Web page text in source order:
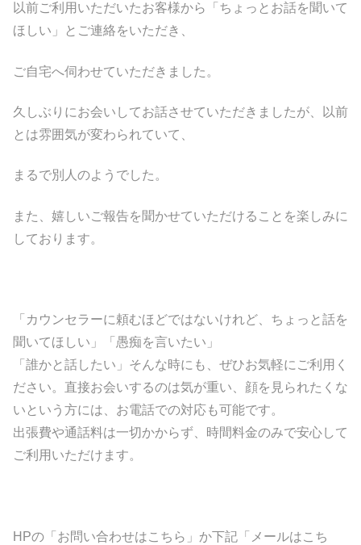
以前ご利用いただいたお客様から「ちょっとお話を聞いて
ほしい」とご連絡をいただき、
ご自宅へ伺わせていただきました。
久しぶりにお会いしてお話させていただきましたが、以前
とは雰囲気が変わられていて、
まるで別人のようでした。
また、嬉しいご報告を聞かせていただけることを楽しみに
しております。
「カウンセラーに頼むほどではないけれど、ちょっと話を
聞いてほしい」「愚痴を言いたい」
「誰かと話したい」そんな時にも、ぜひお気軽にご利用く
ださい。直接お会いするのは気が重い、顔を見られたくな
いという方には、お電話での対応も可能です。
出張費や通話料は一切かからず、時間料金のみで安心して
ご利用いただけます。
HPの「お問い合わせはこちら」か下記「メールはこち